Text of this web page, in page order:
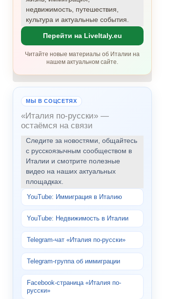
недвижимость, путешествия,
культура и актуальные события.
Перейти на LiveItaly.eu
Читайте новые материалы об Италии на
нашем актуальном сайте.
МЫ В СОЦСЕТЯХ
«Италия по-русски» —
остаёмся на связи
Следите за новостями, общайтесь
с русскоязычным сообществом в
Италии и смотрите полезные
видео на наших актуальных
площадках.
YouTube: Иммиграция в Италию
YouTube: Недвижимость в Италии
Telegram-чат «Италия по-русски»
Telegram-группа об иммиграции
Facebook-страница «Италия по-
русски»